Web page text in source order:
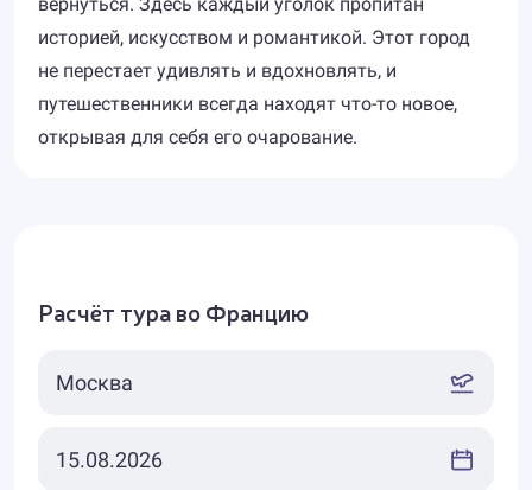
историей, искусством и романтикой. Этот город
не перестает удивлять и вдохновлять, и
путешественники всегда находят что-то новое,
открывая для себя его очарование.
Расчёт тура во Францию